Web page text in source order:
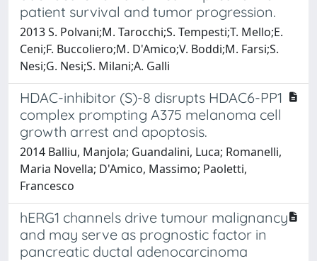
patient survival and tumor progression.
2013 S. Polvani;M. Tarocchi;S. Tempesti;T. Mello;E.
Ceni;F. Buccoliero;M. D'Amico;V. Boddi;M. Farsi;S.
Nesi;G. Nesi;S. Milani;A. Galli
HDAC-inhibitor (S)-8 disrupts HDAC6-PP1
complex prompting A375 melanoma cell
growth arrest and apoptosis.
2014 Balliu, Manjola; Guandalini, Luca; Romanelli,
Maria Novella; D'Amico, Massimo; Paoletti,
Francesco
hERG1 channels drive tumour malignancy
and may serve as prognostic factor in
pancreatic ductal adenocarcinoma